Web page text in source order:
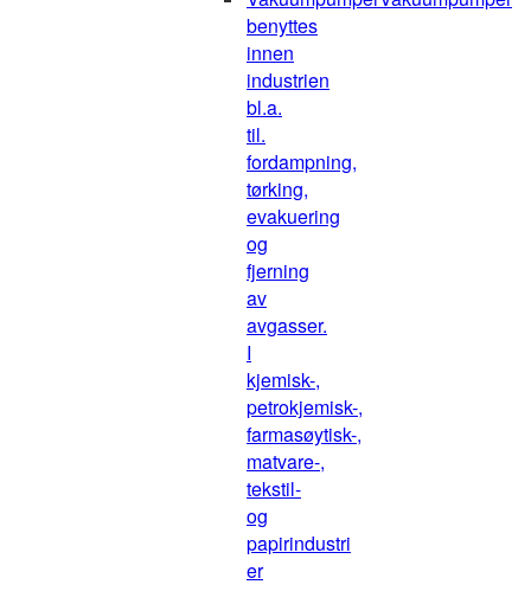
benyttes
innen
industrien
bl.a.
til.
fordampning,
tørking,
evakuering
og
fjerning
av
avgasser.
I
kjemisk-,
petrokjemisk-,
farmasøytisk-,
matvare-,
tekstil-
og
papirindustri
er